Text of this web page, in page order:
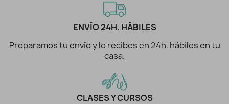
ENVÍO 24H. HÁBILES
Preparamos tu envío y lo recibes en 24h. hábiles en tu
casa.
CLASES Y CURSOS